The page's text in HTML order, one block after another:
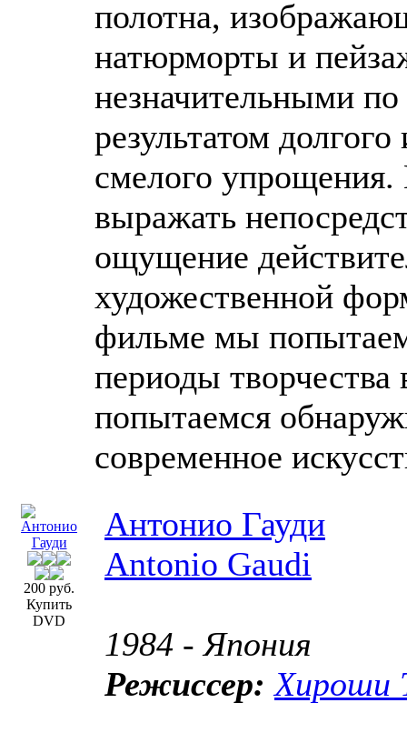
полотна,
натюрморты и
незначительными
результатом
смелого упрощения.
выражать
ощущение
художественной
фильме мы
периоды
попытаемся
современное
200 руб.
Купить
DVD
Антонио Гауди
Antonio Gaudi
1984 - Япония
Режиссер: Хироши